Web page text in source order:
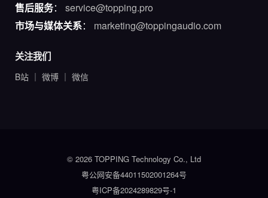
售后服务： service@topping.pro
市场与媒体关系： marketing@toppingaudio.com
关注我们
B站 ｜ 微博 ｜ 微信
© 2026 TOPPING Technology Co., Ltd
粤公网安备44011502001264号
粤ICP备2024289829号-1